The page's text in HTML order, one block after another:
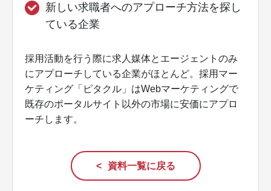
新しい求職者へのアプローチ方法を探し
ている企業
採用活動を行う際に求人媒体とエージェントのみ
にアプローチしている企業がほとんど。採用マー
ケティング「ピタクル」はWebマーケティングで
既存のポータルサイト以外の市場に安価にアプロ
ーチします。
資料一覧に戻る